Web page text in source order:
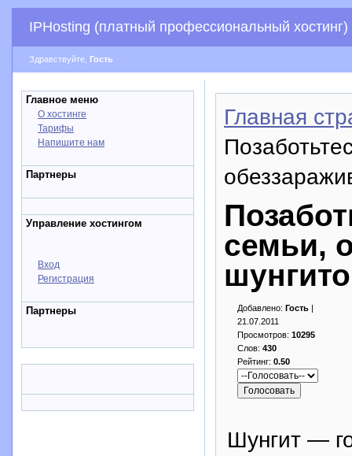
IPHosting (платный профессиональный хостинг)
Здравствуйте, Гость
Главное меню
О хостинге
Тарифы
Напишите нам
Партнеры
Управление хостингом
Вход
Регистрация
Партнеры
Главная
семьи,
Добавлено: Гость |
21.07.2011
Просмотров: 10295
Слов: 430
Рейтинг: 0.50
Шунгит —